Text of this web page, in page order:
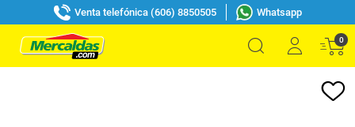
Venta telefónica (606) 8850505 Whatsapp
0